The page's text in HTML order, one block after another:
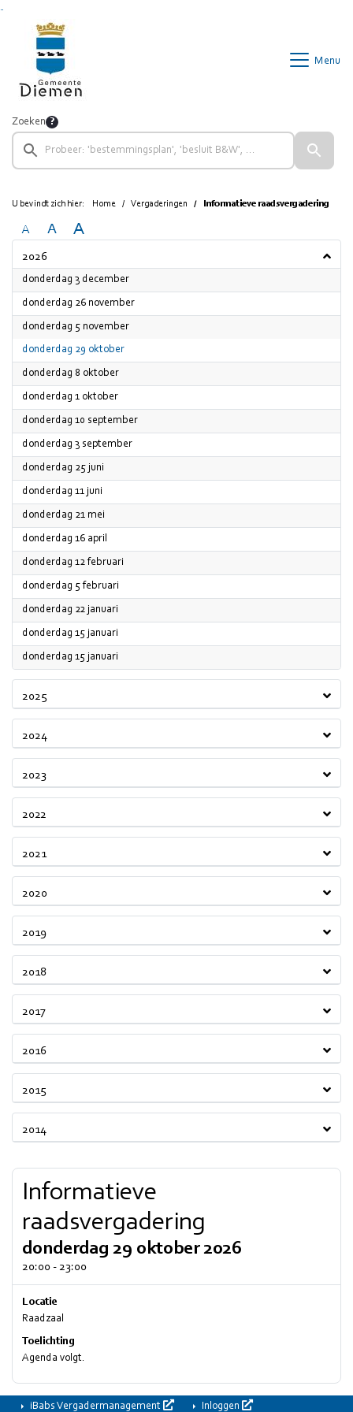
Menu
Zoeken
U bevindt zich hier: Home Vergaderingen Informatieve raadsvergadering
A A A
2026
donderdag 3 december2026
donderdag 26 november2026
donderdag 5 november2026
donderdag 29 oktober2026
donderdag 8 oktober2026
donderdag 1 oktober2026
donderdag 10 september2026
donderdag 3 september2026
donderdag 25 juni
donderdag 11 juni
donderdag 21 mei
donderdag 16 april
donderdag 12 februari
donderdag 5 februari
donderdag 22 januari
donderdag 15 januari
donderdag 15 januari
2025
2024
2023
2022
2021
2020
2019
2018
2017
2016
2015
2014
Informatieve
raadsvergadering
donderdag 29 oktober 2026
20:00 - 23:00
Locatie
Raadzaal
Toelichting
Agenda volgt.
iBabs Vergadermanagement Inloggen